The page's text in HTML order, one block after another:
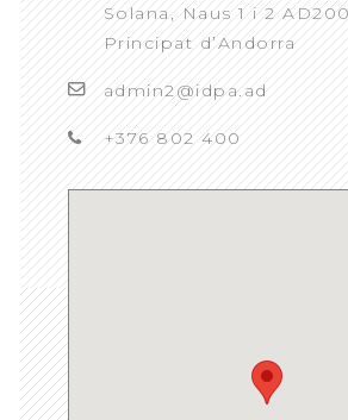
Solana, Naus 1 i 2
Principat d’Andorra
admin2@idpa.ad
+376 802 400